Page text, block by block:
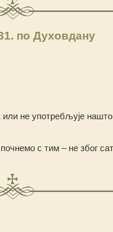
по Духовдану
или не употребљује
с тим – не због